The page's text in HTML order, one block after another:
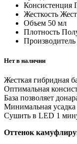
Консистенция
Жесткость
Объем 50 мл
Плотность
Производитель
Нет в наличии
Жесткая гибридная
Оптимальная
База позволяет
Минимальная
Сушить в LED 1
Оттенок